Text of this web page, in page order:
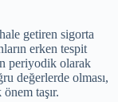
getiren sigorta
erken tespit
periyodik olarak
değerlerde olması,
taşır.